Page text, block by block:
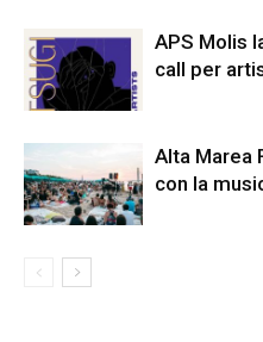
APS Molis
call per
Alta Marea
con la